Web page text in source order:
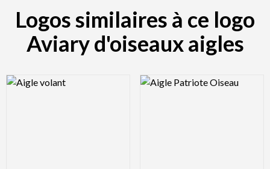
Logos similaires à ce logo
Aviary d'oiseaux aigles
Logo Preview Image Logo Preview Image